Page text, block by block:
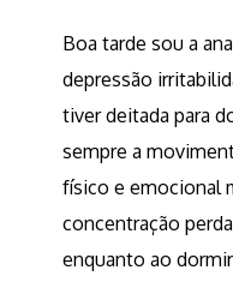
Boa tarde sou a
depressão
tiver deitada para
sempre a
físico e emocional
concentração
enquanto ao